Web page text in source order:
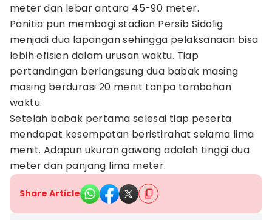
meter dan lebar antara 45-90 meter.
Panitia pun membagi stadion Persib Sidolig
menjadi dua lapangan sehingga pelaksanaan bisa
lebih efisien dalam urusan waktu. Tiap
pertandingan berlangsung dua babak masing
masing berdurasi 20 menit tanpa tambahan
waktu.
Setelah babak pertama selesai tiap peserta
mendapat kesempatan beristirahat selama lima
menit. Adapun ukuran gawang adalah tinggi dua
meter dan panjang lima meter.
Share Article